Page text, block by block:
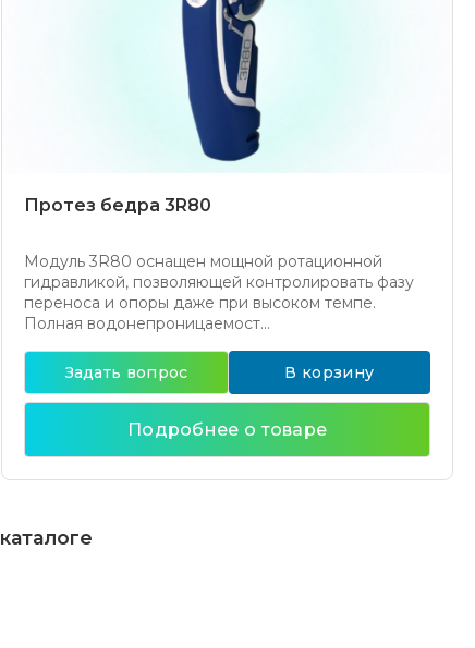
Протез бедра 3R80
Модуль 3R80 оснащен мощной ротационной
гидравликой, позволяющей контролировать фазу
переноса и опоры даже при высоком темпе.
Полная водонепроницаемост...
Задать вопрос В корзину
Подробнее о товаре